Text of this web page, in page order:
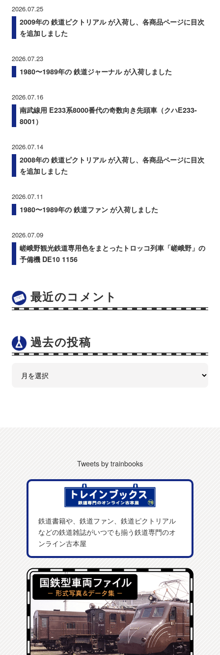
2026.07.25
2009年の 鉄道ピクトリアル が入荷し、各商品ページに目次
を追加しました
2026.07.23
1980〜1989年の 鉄道ジャーナル が入荷しました
2026.07.16
南武線用 E233系8000番代の奇数向き先頭車（クハE233-
8001）
2026.07.14
2008年の 鉄道ピクトリアル が入荷し、各商品ページに目次
を追加しました
2026.07.11
1980〜1989年の 鉄道ファン が入荷しました
2026.07.09
嵯峨野観光鉄道専用色をまとったトロッコ列車「嵯峨野」の
予備機 DE10 1156
最近のコメント
過去の投稿
Tweets by trainbooks
鉄道書籍や、鉄道ファン、鉄道ピクトリアル
などの鉄道雑誌がいつでも揃う鉄道専門のオ
ンライン古本屋